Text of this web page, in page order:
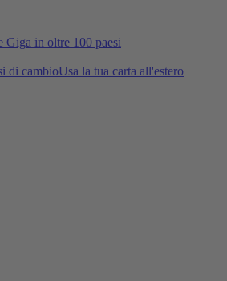
Giga in oltre 100 paesi
di cambioUsa la tua carta all'estero